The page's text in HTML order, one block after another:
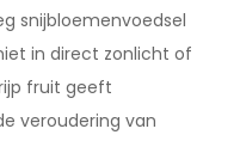
snijbloemenvoedsel
in direct zonlicht of
fruit geeft
veroudering van